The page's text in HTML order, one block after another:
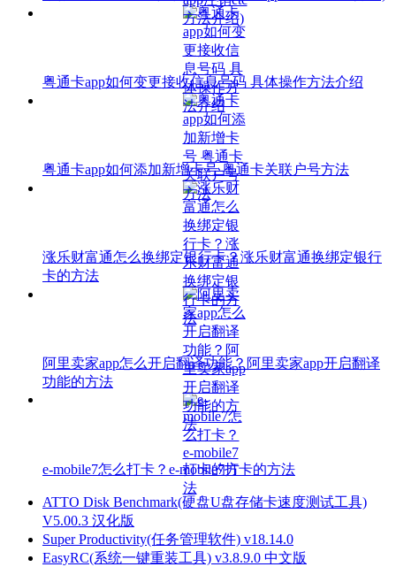
粤通卡app如何变更接收信息号码 具体操作方法介绍
粤通卡app如何添加新增卡号 粤通卡关联户号方法
涨乐财富通怎么换绑定银行卡？涨乐财富通换绑定银行
卡的方法
阿里卖家app怎么开启翻译功能？阿里卖家app开启翻译
功能的方法
e-mobile7怎么打卡？e-mobile7打卡的方法
ATTO Disk Benchmark(硬盘U盘存储卡速度测试工具)
V5.00.3 汉化版
Super Productivity(任务管理软件) v18.14.0
EasyRC(系统一键重装工具) v3.8.9.0 中文版